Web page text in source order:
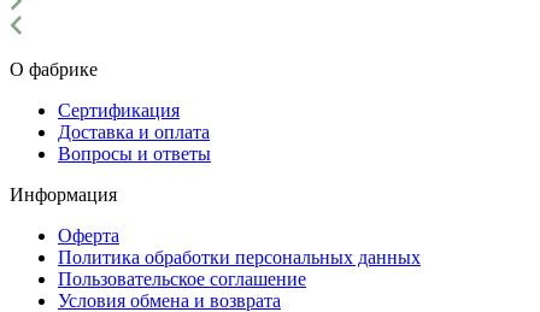
О фабрике
Сертификация
Доставка и оплата
Вопросы и ответы
Информация
Оферта
Политика обработки персональных данных
Пользовательское соглашение
Условия обмена и возврата